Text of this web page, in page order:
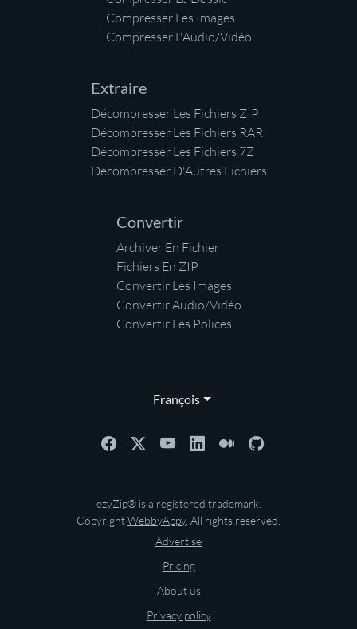
Compresser Les Images
Compresser L'Audio/Vidéo
Extraire
Décompresser Les Fichiers ZIP
Décompresser Les Fichiers RAR
Décompresser Les Fichiers 7Z
Décompresser D'Autres Fichiers
Convertir
Archiver En Fichier
Fichiers En ZIP
Convertir Les Images
Convertir Audio/Vidéo
Convertir Les Polices
François
ezyZip® is a registered trademark.
CopyrightWebbyAppy. All rights reserved.
Advertise
Pricing
About us
Privacy policy